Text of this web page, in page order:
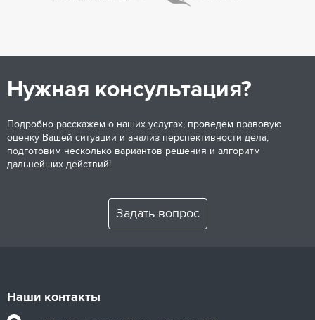
Нужная консультация?
Подробно расскажем о наших услугах, проведем правовую
оценку Вашей ситуации и анализ перспективности дела,
подготовим несколько вариантов решения и алгоритм
дальнейших действий!
Задать вопрос
Наши контакты